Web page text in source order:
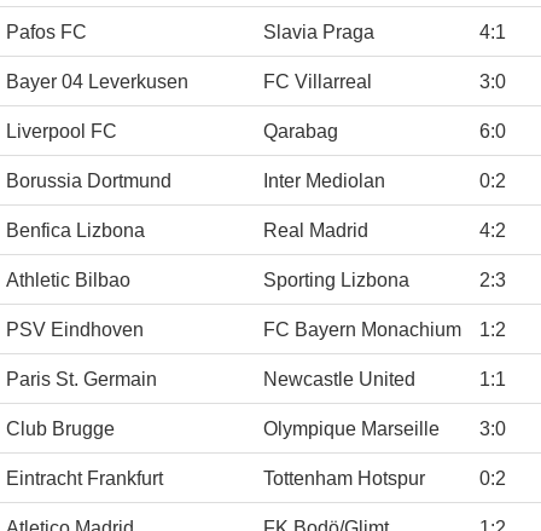
Pafos FC Slavia Praga 4:1
Bayer 04 Leverkusen FC Villarreal 3:0
Liverpool FC Qarabag 6:0
Borussia Dortmund Inter Mediolan 0:2
Benfica Lizbona Real Madrid 4:2
Athletic Bilbao Sporting Lizbona 2:3
PSV Eindhoven FC Bayern Monachium 1:2
Paris St. Germain Newcastle United 1:1
Club Brugge Olympique Marseille 3:0
Eintracht Frankfurt Tottenham Hotspur 0:2